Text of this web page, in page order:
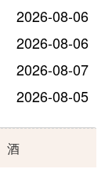
2026-08-06
2026-08-06
2026-08-07
2026-08-05
酒